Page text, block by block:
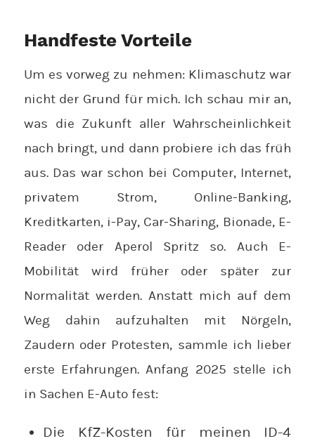
Handfeste Vorteile
Um es vorweg zu nehmen: Klimaschutz war
nicht der Grund für mich. Ich schau mir an,
was die Zukunft aller Wahrscheinlichkeit
nach bringt, und dann probiere ich das früh
aus. Das war schon bei Computer, Internet,
privatem Strom, Online-Banking,
Kreditkarten, i-Pay, Car-Sharing, Bionade, E-
Reader oder Aperol Spritz so. Auch E-
Mobilität wird früher oder später zur
Normalität werden. Anstatt mich auf dem
Weg dahin aufzuhalten mit Nörgeln,
Zaudern oder Protesten, sammle ich lieber
erste Erfahrungen. Anfang 2025 stelle ich
in Sachen E-Auto fest:
Die KfZ-Kosten für meinen ID-4